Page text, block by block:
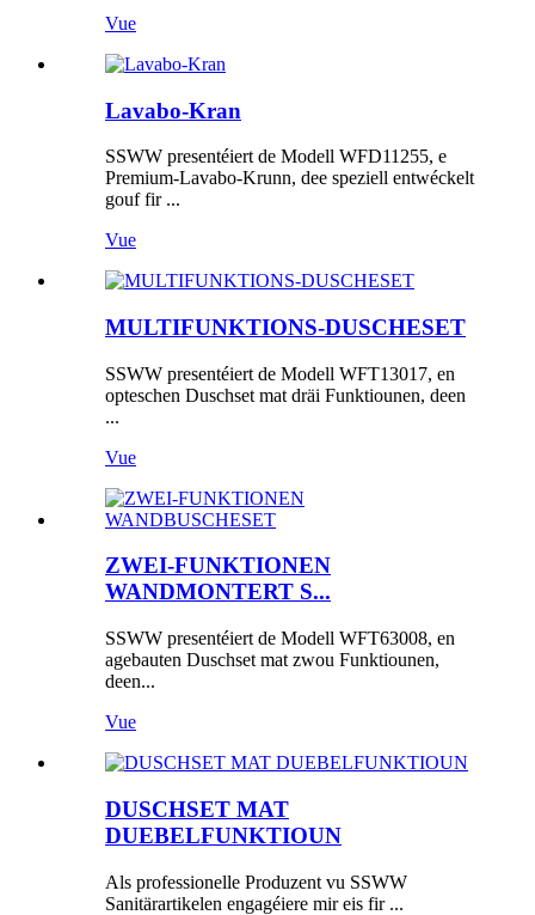
Vue
Lavabo-Kran
SSWW presentéiert de Modell WFD11255, e
Premium-Lavabo-Krunn, dee speziell entwéckelt
gouf fir ...
Vue
MULTIFUNKTIONS-DUSCHESET
SSWW presentéiert de Modell WFT13017, en
opteschen Duschset mat dräi Funktiounen, deen
...
Vue
ZWEI-FUNKTIONEN
WANDMONTERT S...
SSWW presentéiert de Modell WFT63008, en
agebauten Duschset mat zwou Funktiounen,
deen...
Vue
DUSCHSET MAT
DUEBELFUNKTIOUN
Als professionelle Produzent vu SSWW
Sanitärartikelen engagéiere mir eis fir ...